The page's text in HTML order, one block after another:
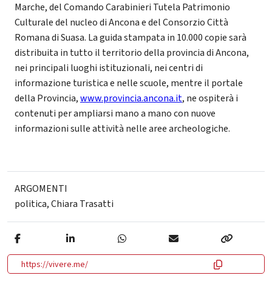
Marche, del Comando Carabinieri Tutela Patrimonio
Culturale del nucleo di Ancona e del Consorzio Città
Romana di Suasa. La guida stampata in 10.000 copie sarà
distribuita in tutto il territorio della provincia di Ancona,
nei principali luoghi istituzionali, nei centri di
informazione turistica e nelle scuole, mentre il portale
della Provincia,www.provincia.ancona.it, ne ospiterà i
contenuti per ampliarsi mano a mano con nuove
informazioni sulle attività nelle aree archeologiche.
ARGOMENTI
politica,Chiara Trasatti
https://vivere.me/